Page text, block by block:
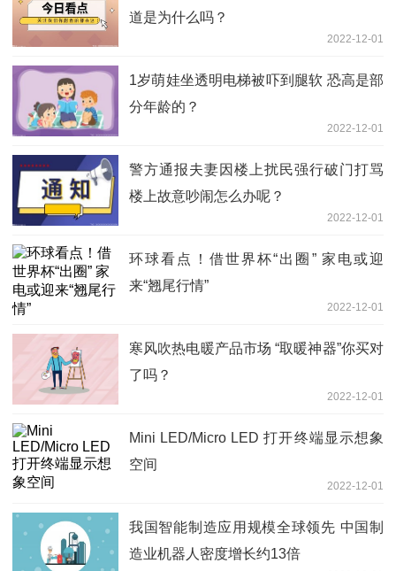
道是为什么吗？
2022-12-01
1岁萌娃坐透明电梯被吓到腿软 恐高是部
分年龄的？
2022-12-01
警方通报夫妻因楼上扰民强行破门打骂
楼上故意吵闹怎么办呢？
2022-12-01
环球看点！借世界杯“出圈” 家电或迎
来“翘尾行情”
2022-12-01
寒风吹热电暖产品市场 “取暖神器”你买对
了吗？
2022-12-01
Mini LED/Micro LED 打开终端显示想象
空间
2022-12-01
我国智能制造应用规模全球领先 中国制
造业机器人密度增长约13倍